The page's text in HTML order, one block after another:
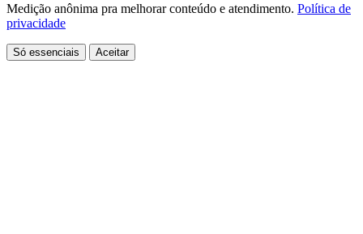
Medição anônima pra melhorar conteúdo e atendimento. Política de
privacidade
Só essenciais Aceitar